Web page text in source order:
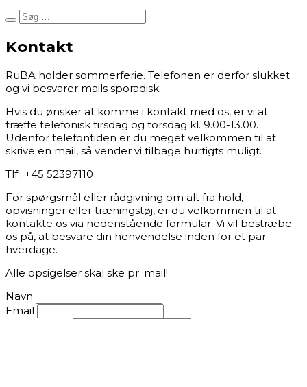
Kontakt
RuBA holder sommerferie. Telefonen er derfor slukket
og vi besvarer mails sporadisk.
Hvis du ønsker at komme i kontakt med os, er vi at
træffe telefonisk tirsdag og torsdag kl. 9.00-13.00.
Udenfor telefontiden er du meget velkommen til at
skrive en mail, så vender vi tilbage hurtigts muligt.
Tlf.: +45 52397110
For spørgsmål eller rådgivning om alt fra hold,
opvisninger eller træningstøj, er du velkommen til at
kontakte os via nedenstående formular. Vi vil bestræbe
os på, at besvare din henvendelse inden for et par
hverdage.
Alle opsigelser skal ske pr. mail!
Navn
Email